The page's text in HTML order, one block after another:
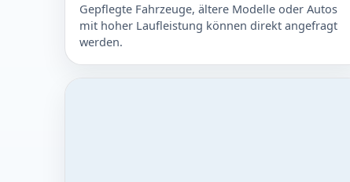
Gepflegte Fahrzeuge, ältere Modelle oder Autos
mit hoher Laufleistung können direkt angefragt
werden.